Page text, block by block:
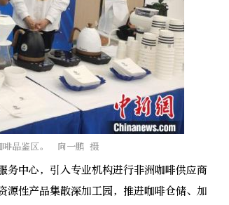
啡品鉴区。 向一鹏 摄
中心，引入专业机构进行非洲咖啡供应商
源性产品集散深加工园，推进咖啡仓储、加